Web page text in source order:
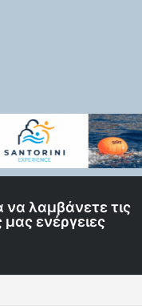
να λαμβάνετε τις
ενέργειες